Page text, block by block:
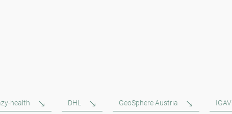
health DHL GeoSphere Austria IGAV